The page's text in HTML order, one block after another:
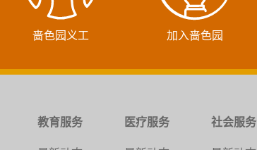
啬色园义工 加入啬色园
教育服务
医疗服务
社会服务